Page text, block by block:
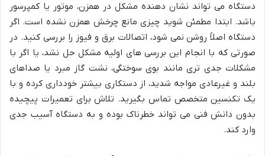
دستگاه می تواند نشان دهنده مشکل در همزن، موتور یا کمپرسور
باشد. ابتدا مطمئن شوید چیزی مانع چرخش همزن نشده است. اگر
دستگاه اصلاً روشن نمی شود، اتصالات برق و فیوز را بررسی کنید. در
صورتی که با انجام این بررسی های اولیه مشکل حل نشد، یا اگر با
مشکلات جدی تری مانند بوی سوختگی، نشت گاز مبرد یا صداهای
بلند و غیرعادی مواجه شدید، از دستکاری بیشتر خودداری کرده و با
یک تکنسین متخصص تماس بگیرید. تلاش برای تعمیرات پیچیده
بدون دانش فنی می تواند خطرناک بوده و به دستگاه آسیب جدی
وارد کند.